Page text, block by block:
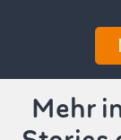
Mehr